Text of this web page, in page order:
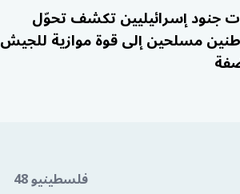
جنود إسرائيليين تكشف تحوّل
مسلحين إلى قوة موازية للجيش
فلسطينيو 48